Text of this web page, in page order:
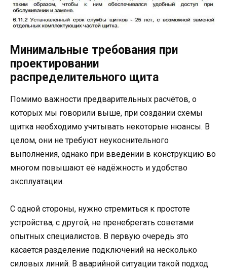
Минимальные требования при
проектировании
распределительного щита
Помимо важности предварительных расчётов, о
которых мы говорили выше, при создании схемы
щитка необходимо учитывать некоторые нюансы. В
целом, они не требуют неукоснительного
выполнения, однако при введении в конструкцию во
многом повышают её надёжность и удобство
эксплуатации.
С одной стороны, нужно стремиться к простоте
устройства, с другой, не пренебрегать советами
опытных специалистов. В первую очередь это
касается разделение подключений на несколько
силовых линий. В аварийной ситуации такой подход